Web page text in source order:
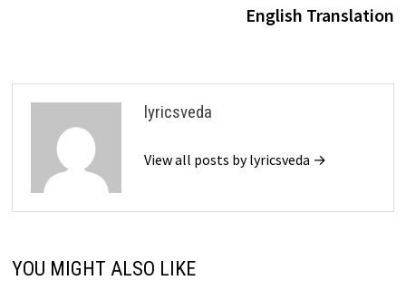
English Translation
lyricsveda
View all posts by lyricsveda →
YOU MIGHT ALSO LIKE